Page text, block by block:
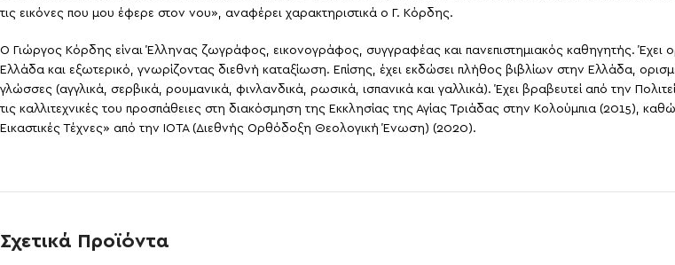
τις εικόνες που μου έφερε στον νου», αναφέρει χαρακτηριστικά ο Γ. Κόρδης.
Ο Γιώργος Κόρδης είναι Έλληνας ζωγράφος, εικονογράφος, συγγραφέας και πανεπιστημιακός καθηγητής.
Ελλάδα και εξωτερικό, γνωρίζοντας διεθνή καταξίωση. Επίσης, έχει εκδώσει πλήθος βιβλίων στην Ελλάδα,
γλώσσες (αγγλικά, σερβικά, ρουμανικά, φινλανδικά, ρωσικά, ισπανικά και γαλλικά). Έχει βραβευτεί από την
τις καλλιτεχνικές του προσπάθειες στη διακόσμηση της Εκκλησίας της Αγίας Τριάδας στην Κολούμπια (2015),
Εικαστικές Τέχνες» από την IOTA (Διεθνής Ορθόδοξη Θεολογική Ένωση) (2020).
Σχετικά Προϊόντα